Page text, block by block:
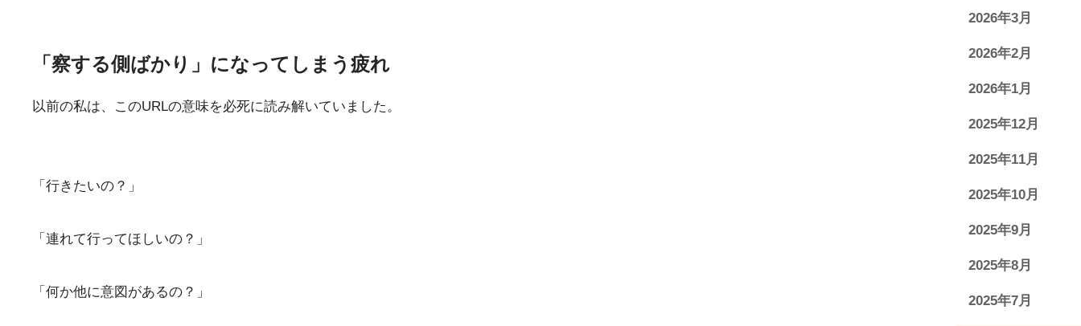
「察する側ばかり」になってしまう疲れ
以前の私は、このURLの意味を必死に読み解いていました。
「行きたいの？」
「連れて行ってほしいの？」
「何か他に意図があるの？」
2026年3月
2026年2月
2026年1月
2025年12月
2025年11月
2025年10月
2025年9月
2025年8月
2025年7月